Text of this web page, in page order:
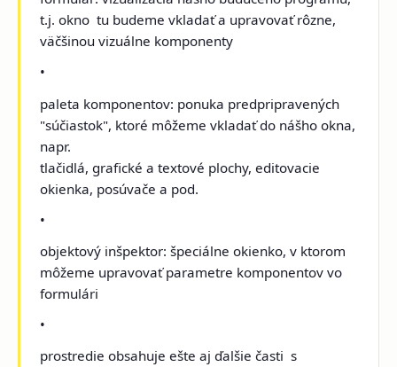
t.j. okno ­ tu budeme vkladať a upravovať rôzne,
väčšinou vizuálne komponenty
•
paleta komponentov: ponuka predpripravených
"súčiastok", ktoré môžeme vkladať do nášho okna,
napr.
tlačidlá, grafické a textové plochy, editovacie
okienka, posúvače a pod.
•
objektový inšpektor: špeciálne okienko, v ktorom
môžeme upravovať parametre komponentov vo
formulári
•
prostredie obsahuje ešte aj ďalšie časti ­ s